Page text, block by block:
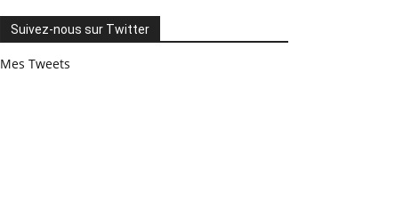
Suivez-nous sur Twitter
Mes Tweets